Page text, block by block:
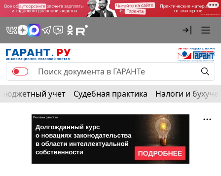
Бюджетный учет Судебная практика Налоги и